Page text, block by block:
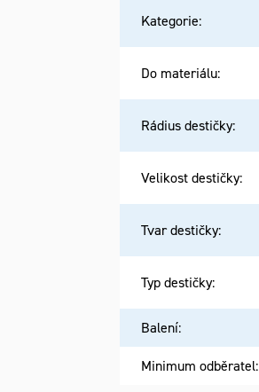
Kategorie:
Do materiálu:
Rádius destičky:
Velikost destičky:
Tvar destičky:
Typ destičky:
Balení:
Minimum odběratel: